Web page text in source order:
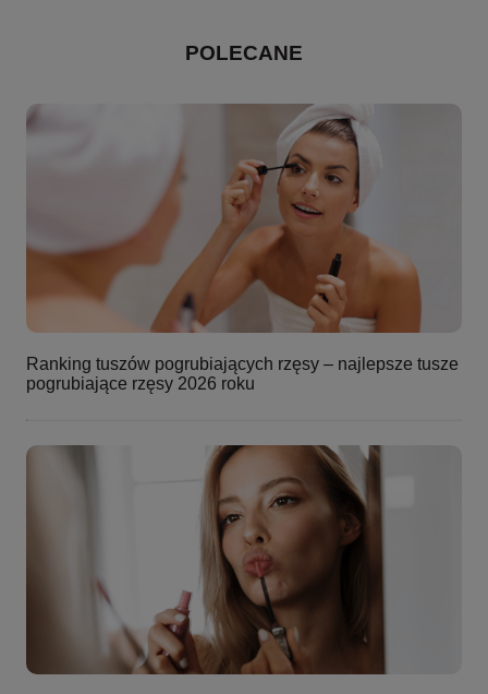
POLECANE
Ranking tuszów pogrubiających rzęsy – najlepsze tusze
pogrubiające rzęsy 2026 roku